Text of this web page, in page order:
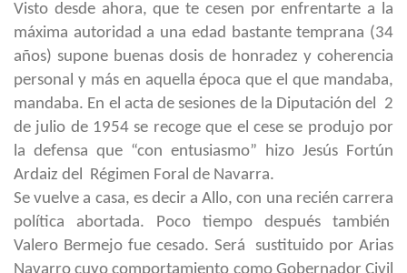
Visto desde ahora, que te cesen por enfrentarte a la
máxima autoridad a una edad bastante temprana (34
años) supone buenas dosis de honradez y coherencia
personal y más en aquella época que el que mandaba,
mandaba. En el acta de sesiones de la Diputación del 2
de julio de 1954 se recoge que el cese se produjo por
la defensa que “con entusiasmo” hizo Jesús Fortún
Ardaiz del Régimen Foral de Navarra.
Se vuelve a casa, es decir a Allo, con una recién carrera
política abortada. Poco tiempo después también
Valero Bermejo fue cesado. Será sustituido por Arias